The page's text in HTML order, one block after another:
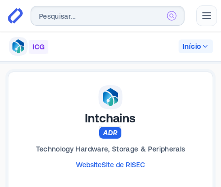
ICG Início
Intchains
ADR
Technology Hardware, Storage & Peripherals
WebsiteSite de RISEC